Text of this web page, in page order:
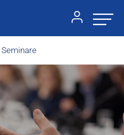
Seminare